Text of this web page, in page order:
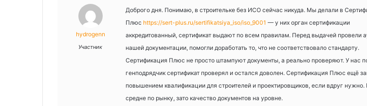
hydrogenn
Участник
Доброго дня. Понимаю, в строительке без ИСО сейчас никуда. Мы делали в
Плюс https://sert-plus.ru/sertifikatsiya_iso/iso_9001 — у них орган сертификации
аккредитованный, сертификат выдают по всем правилам. Перед выдачей провели
нашей документации, помогли доработать то, что не соответствовало стандарту.
Сертификация Плюс не просто штампуют документы, а реально проверяют. У нас
генподрядчик сертификат проверял и остался доволен. Сертификация Плюс ещё
повышением квалификации для строителей и проектировщиков, если вдруг
средне по рынку, зато качество документов на уровне.